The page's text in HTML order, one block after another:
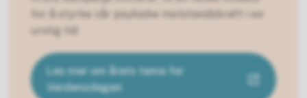
for å styrke vår psykiske motstandskraft i en
urolig tid.
Les mer om årets tema for
Verdensdagen